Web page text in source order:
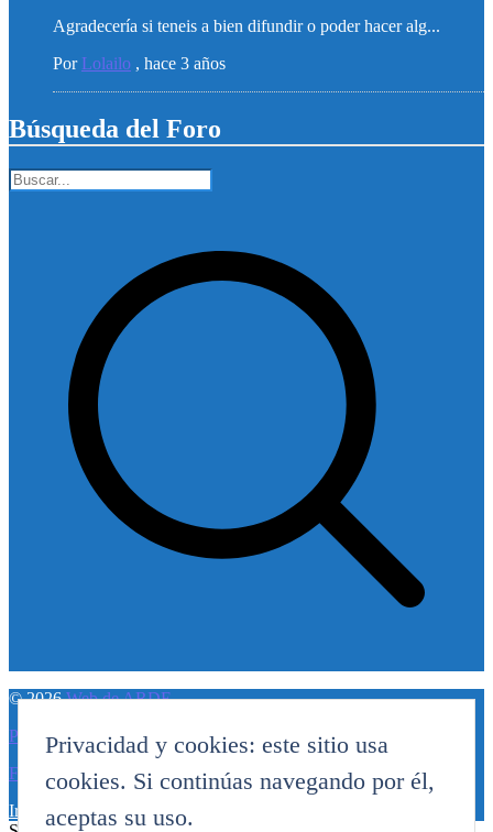
Agradecería si teneis a bien difundir o poder hacer alg...
Por Lolailo , hace 3 años
Búsqueda del Foro
© 2026Web de ARDE
Política de privacidad
Funciona con WordPress
Ir arriba↑ Subir ↑
Privacidad y cookies: este sitio usa
cookies. Si continúas navegando por él,
aceptas su uso.